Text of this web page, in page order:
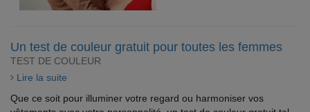
Un test de couleur gratuit pour toutes les femmes
TEST DE COULEUR
Lire la suite
Que ce soit pour illuminer votre regard ou harmoniser vos